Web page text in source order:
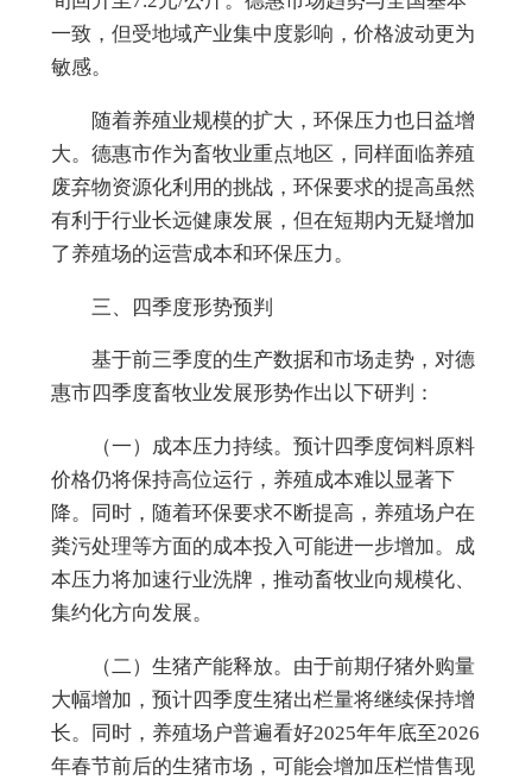
一致，但受地域产业集中度影响，价格波动更为
敏感。
随着养殖业规模的扩大，环保压力也日益增
大。德惠市作为畜牧业重点地区，同样面临养殖
废弃物资源化利用的挑战， 环保要求的提高虽然
有利于行业长远健康发展，但在短期内无疑增加
了养殖场的运营成本和环保压力。
三、四季度形势预判
基于前三季度的生产数据和市场走势，对德
惠市四季度畜牧业发展形势作出以下研判：
（一） 成本压力持续。 预计四季度饲料原料
价格仍将保持高位运行，养殖成本难以显著下
降。同时，随着环保要求不断提高，养殖场户在
粪污处理等方面的成本投入可能进一步增加。成
本压力将加速行业洗牌，推动畜牧业向规模化、
集约化方向发展。
（二） 生猪产能释放。 由于前期仔猪外购量
大幅增加，预计四季度生猪出栏量将继续保持增
长。同时，养殖场户普遍看好2025年年底至2026
年春节前后的生猪市场，可能会增加压栏惜售现